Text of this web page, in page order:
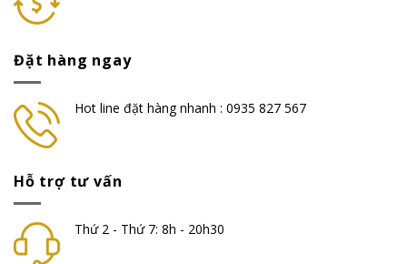
Đặt hàng ngay
Hot line đặt hàng nhanh : 0935 827 567
Hỗ trợ tư vấn
Thứ 2 - Thứ 7: 8h - 20h30